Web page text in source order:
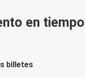
en tiempo
billetes